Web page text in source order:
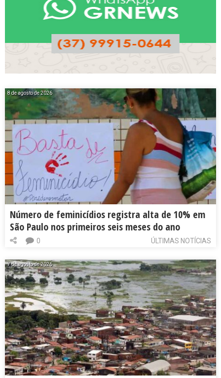
8 de agosto de 2026
Número de feminicídios registra alta de 10% em
São Paulo nos primeiros seis meses do ano
ÚLTIMAS NOTÍCIAS
0
7 de agosto de 2026